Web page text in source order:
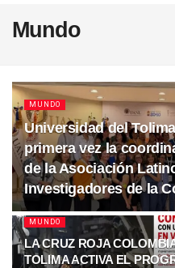
Mundo
MUNDO
Universidad del
primera vez la
de la Asociación
Investigadores de la
MUNDO
LA CRUZ ROJA
TOLIMA ACTIVA EL